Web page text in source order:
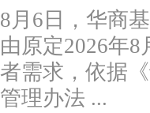
8月6日，华商
由原定2026年
者需求，依据
管理办法 ...